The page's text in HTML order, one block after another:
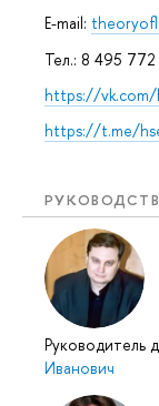
E-mail:
Тел.: 8 495
https://vk.com/
https://t.me/
Руководитель
Иванович